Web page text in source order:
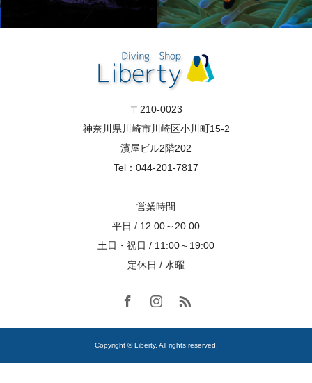
〒210-0023
神奈川県川崎市川崎区小川町15-2
濱屋ビル2階202
Tel：044-201-7817
営業時間
平日 / 12:00～20:00
土日・祝日 / 11:00～19:00
定休日 / 水曜
Copyright © Liberty. All rights reserved.